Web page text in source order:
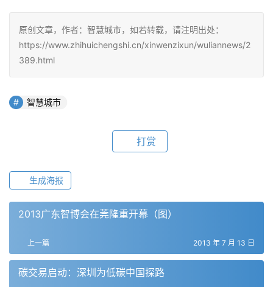
原创文章，作者：智慧城市，如若转载，请注明出处：
https://www.zhihuichengshi.cn/xinwenzixun/wuliannews/2
389.html
智慧城市
打赏
生成海报
2013广东智博会在莞隆重开幕（图）
上一篇 2013 年 7 月 13 日
碳交易启动：深圳为低碳中国探路